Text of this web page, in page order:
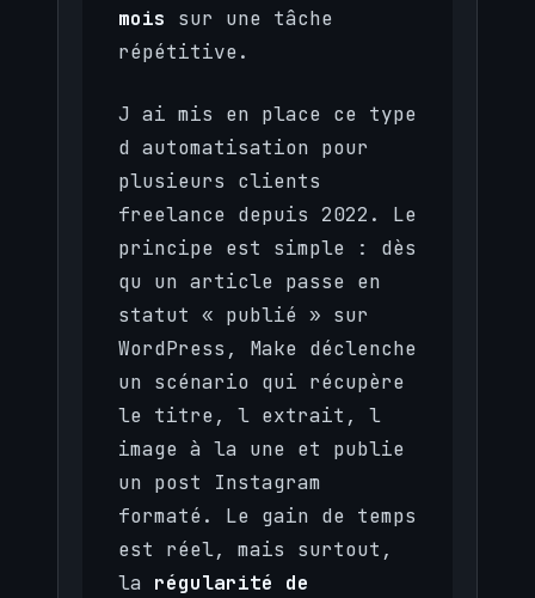
mois sur une tâche
répétitive.
J ai mis en place ce type
d automatisation pour
plusieurs clients
freelance depuis 2022. Le
principe est simple : dès
qu un article passe en
statut « publié » sur
WordPress, Make déclenche
un scénario qui récupère
le titre, l extrait, l
image à la une et publie
un post Instagram
formaté. Le gain de temps
est réel, mais surtout,
la régularité de